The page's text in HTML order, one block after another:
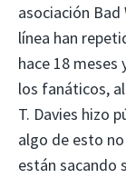
asociación Bad
línea han
hace 18
los fanáticos,
T. Davies hizo
algo de esto
están sacando